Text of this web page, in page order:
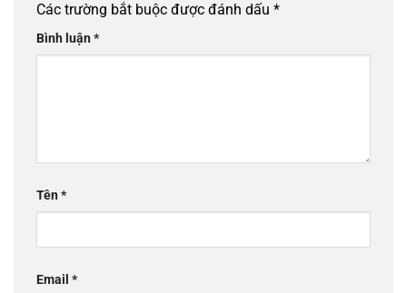
Các trường bắt buộc được đánh dấu *
Bình luận*
Tên*
Email *